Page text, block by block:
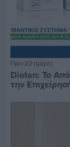
Πριν 20 ημέρες
Diotan: Το
την